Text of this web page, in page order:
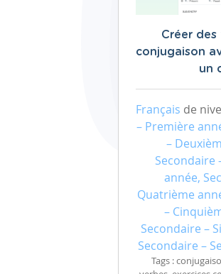
Créer des
conjugaison
un
Français de
– Première
–
Secondaire
année,
Quatrième
–
Secondaire –
Secondaire –
Tags :